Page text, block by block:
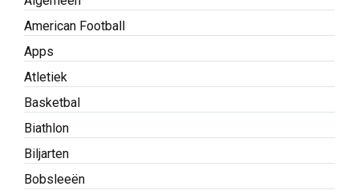
American Football
Apps
Atletiek
Basketbal
Biathlon
Biljarten
Bobsleeën